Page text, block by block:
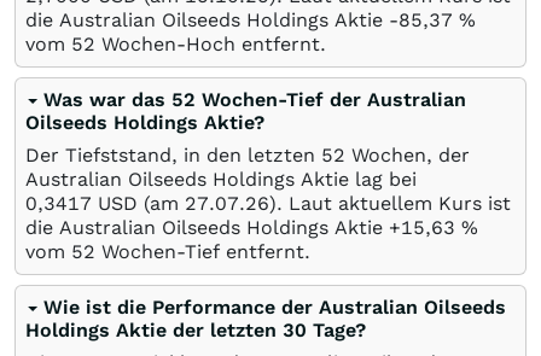
die Australian Oilseeds Holdings Aktie -85,37 %
vom 52 Wochen-Hoch entfernt.
Was war das 52 Wochen-Tief der Australian
Oilseeds Holdings Aktie?
Der Tiefststand, in den letzten 52 Wochen, der
Australian Oilseeds Holdings Aktie lag bei
0,3417 USD (am 27.07.26). Laut aktuellem Kurs ist
die Australian Oilseeds Holdings Aktie +15,63 %
vom 52 Wochen-Tief entfernt.
Wie ist die Performance der Australian Oilseeds
Holdings Aktie der letzten 30 Tage?